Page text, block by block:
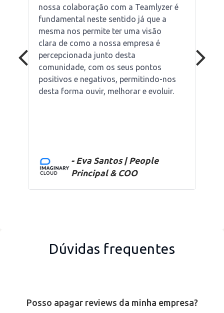
nossa colaboração com a Teamlyzer é
fundamental neste sentido já que a
mesma nos permite ter uma visão
clara de como a nossa empresa é
percepcionada junto desta
comunidade, com os seus pontos
positivos e negativos, permitindo-nos
desta forma ouvir, melhorar e evoluir.
- Eva Santos | People
Principal & COO
Dúvidas frequentes
Posso apagar reviews da minha empresa?